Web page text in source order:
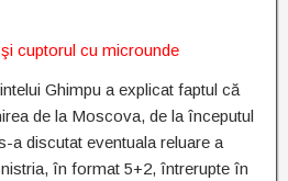
cuptorul cu microunde
Ghimpu a explicat faptul că
de la Moscova, de la începutul
a discutat eventuala reluare a
în format 5+2, întrerupte în